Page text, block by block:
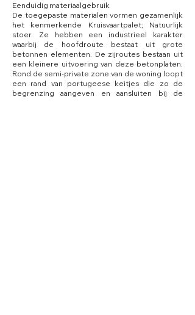
Eenduidig materiaalgebruik
De toegepaste materialen vormen gezamenlijk
het kenmerkende Kruisvaartpalet; Natuurlijk
stoer. Ze hebben een industrieel karakter
waarbij de hoofdroute bestaat uit grote
betonnen elementen. De zijroutes bestaan uit
een kleinere uitvoering van deze betonplaten.
Rond de semi-private zone van de woning loopt
een rand van portugeese keitjes die zo de
begrenzing aangeven en aansluiten bij de